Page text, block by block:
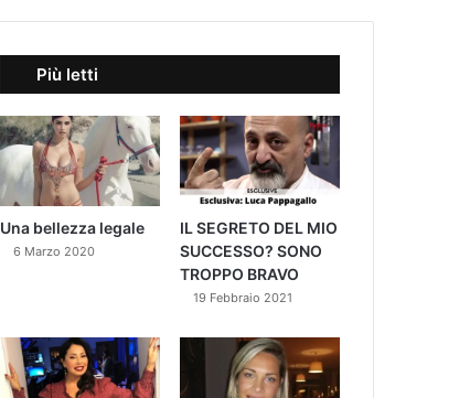
Più letti
Una bellezza legale
6 Marzo 2020
IL SEGRETO DEL MIO
SUCCESSO? SONO
TROPPO BRAVO
19 Febbraio 2021